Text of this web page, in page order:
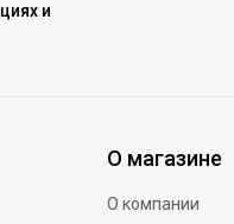
и
О магазине
О компании